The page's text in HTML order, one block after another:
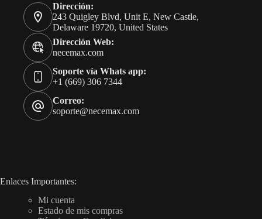
Dirección:
243 Quigley Blvd, Unit E, New Castle,
Delaware 19720, United States
Dirección Web:
necemax.com
Soporte vía Whats app:
+1 (669) 306 7344
Correo:
soporte@necemax.com
Enlaces Importantes:
Mi cuenta
Estado de mis compras